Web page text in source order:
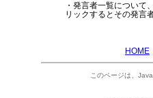
・発言者一覧について
リックするとその発言
HOME
このページは、